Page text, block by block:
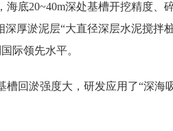
底20~40m深处基槽开挖精度、
厚淤泥层“大直径深层水泥搅拌
际领先水平。
槽回淤强度大，研发应用了“深